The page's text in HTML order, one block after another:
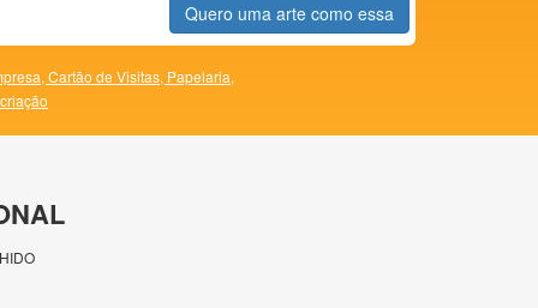
Quero uma arte como essa
Cartão de Visitas, Papelaria,